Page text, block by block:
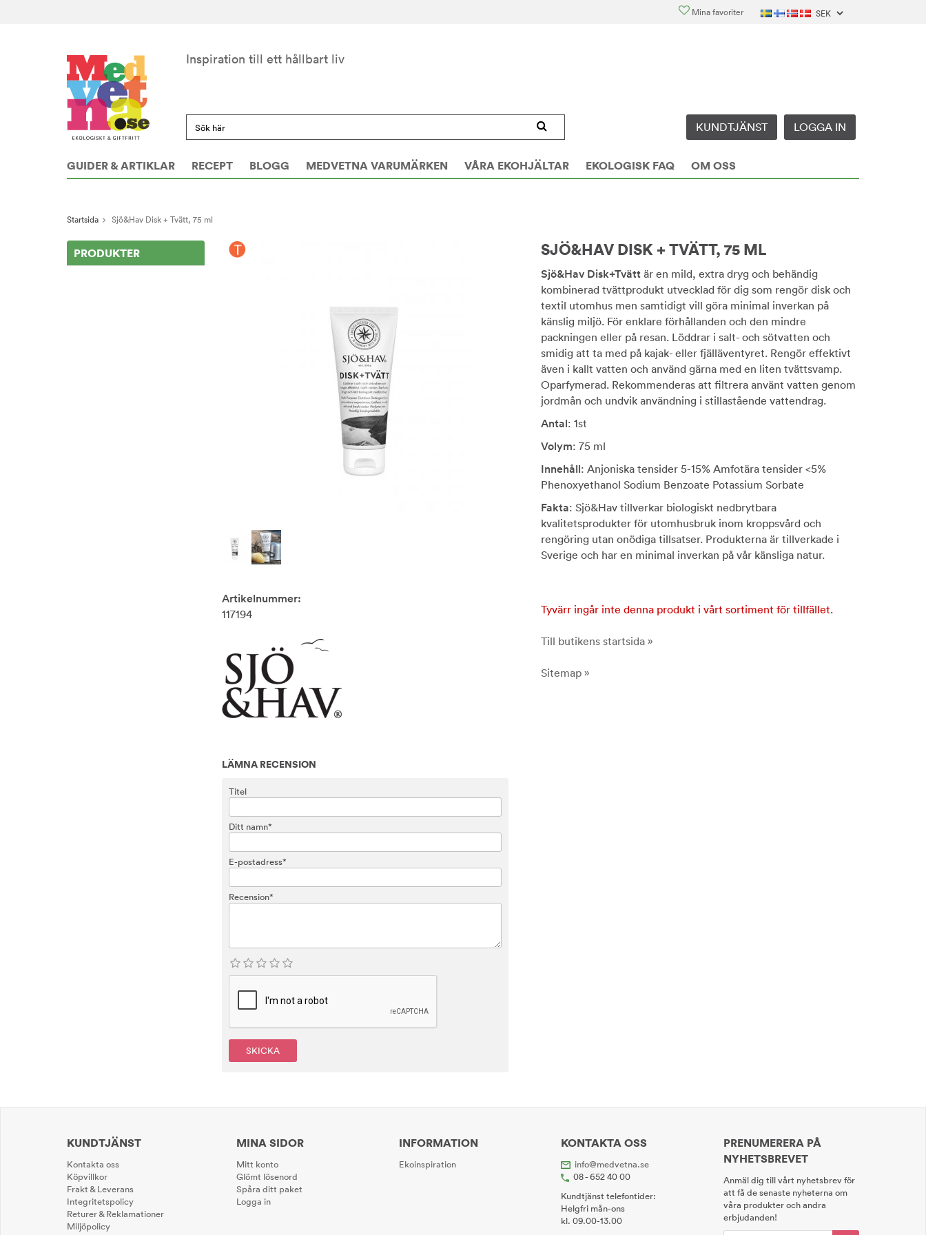
Mina favoriter
Inspiration till ett hållbart liv
KUNDTJÄNST LOGGA IN
GUIDER & ARTIKLAR RECEPT BLOGG MEDVETNA VARUMÄRKEN VÅRA EKOHJÄLTAR EKOLOGISK FAQ OM OSS
Startsida Sjö&Hav Disk + Tvätt, 75 ml
PRODUKTER SJÖ&HAV DISK + TVÄTT, 75 ML
Sjö&Hav Disk+Tvätt är en mild, extra dryg och behändig
kombinerad tvättprodukt utvecklad för dig som rengör disk och
textil utomhus men samtidigt vill göra minimal inverkan på
känslig miljö. För enklare förhållanden och den mindre
packningen eller på resan. Löddrar i salt- och sötvatten och
smidig att ta med på kajak- eller fjälläventyret. Rengör effektivt
även i kallt vatten och använd gärna med en liten tvättsvamp.
Oparfymerad. Rekommenderas att filtrera använt vatten genom
jordmån och undvik användning i stillastående vattendrag.
Antal: 1st
Volym: 75 ml
Innehåll: Anjoniska tensider 5-15% Amfotära tensider <5%
Phenoxyethanol Sodium Benzoate Potassium Sorbate
Fakta: Sjö&Hav tillverkar biologiskt nedbrytbara
kvalitetsprodukter för utomhusbruk inom kroppsvård och
rengöring utan onödiga tillsatser. Produkterna är tillverkade i
Sverige och har en minimal inverkan på vår känsliga natur.
Tyvärr ingår inte denna produkt i vårt sortiment för tillfället.
Till butikens startsida »
Sitemap »
Artikelnummer:
117194
LÄMNA RECENSION
Titel
Ditt namn*
E-postadress*
Recension*
SKICKA
KUNDTJÄNST
Kontakta oss
Köpvillkor
Frakt & Leverans
Integritetspolicy
Returer & Reklamationer
Miljöpolicy
MINA SIDOR
Mitt konto
Glömt lösenord
Spåra ditt paket
Logga in
INFORMATION
Ekoinspiration
KONTAKTA OSS
info@medvetna.se
08 - 652 40 00
Kundtjänst telefontider:
Helgfri mån-ons
kl. 09.00-13.00
PRENUMERERA PÅ
NYHETSBREVET
Anmäl dig till vårt nyhetsbrev för
att få de senaste nyheterna om
våra produkter och andra
erbjudanden!